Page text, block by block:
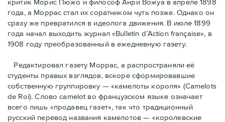
года, а Моррас стал их соратником чуть позже. Однако он
сразу же превратился в идеолога движения. В июле 1899
года начал выходить журнал «Bulletin d’Action française», в
1908 году преобразованный в ежедневную газету.
Редактировал газету Моррас, а распространяли её
студенты правых взглядов, вскоре сформировавшие
собственную группировку — «камелоты короля» (Camelots
de Roi). Слово camelot во французском языке означает
всего лишь «продавец газет», так что традиционный
русский перевод названия камелотов — «королевские